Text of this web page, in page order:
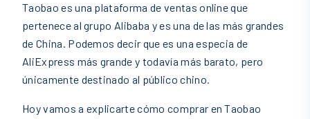
Taobao es una plataforma de ventas online que
pertenece al grupo Alibaba y es una de las más grandes
de China. Podemos decir que es una especia de
AliExpress más grande y todavía más barato, pero
únicamente destinado al público chino.
Hoy vamos a explicarte cómo comprar en Taobao